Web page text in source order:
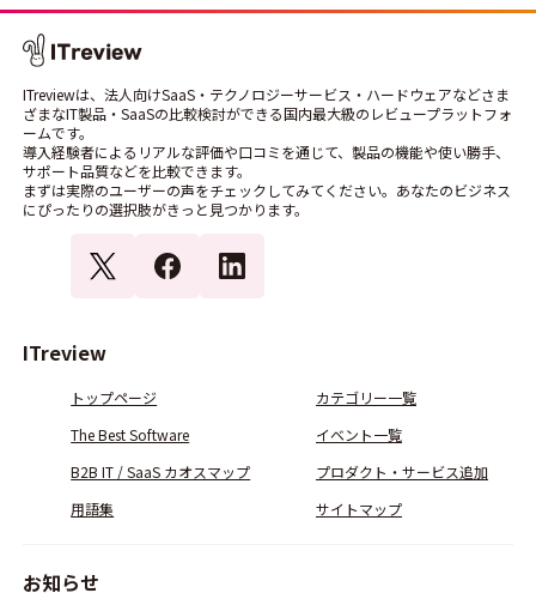
ITreviewは、法人向けSaaS・テクノロジーサービス・ハードウェアなどさま
ざまなIT製品・SaaSの比較検討ができる国内最大級のレビュープラットフォ
ームです。
導入経験者によるリアルな評価や口コミを通じて、製品の機能や使い勝手、
サポート品質などを比較できます。
まずは実際のユーザーの声をチェックしてみてください。あなたのビジネス
にぴったりの選択肢がきっと見つかります。
ITreview
トップページ
カテゴリー一覧
The Best Software
イベント一覧
B2B IT / SaaS カオスマップ
プロダクト・サービス追加
用語集
サイトマップ
お知らせ